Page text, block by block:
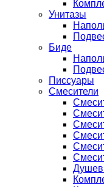
Унитазы
Биде
Писсуары
Смесители